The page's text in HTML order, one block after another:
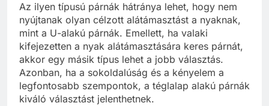
Az ilyen típusú párnák hátránya lehet, hogy nem
nyújtanak olyan célzott alátámasztást a nyaknak,
mint a U-alakú párnák. Emellett, ha valaki
kifejezetten a nyak alátámasztására keres párnát,
akkor egy másik típus lehet a jobb választás.
Azonban, ha a sokoldalúság és a kényelem a
legfontosabb szempontok, a téglalap alakú párnák
kiváló választást jelenthetnek.